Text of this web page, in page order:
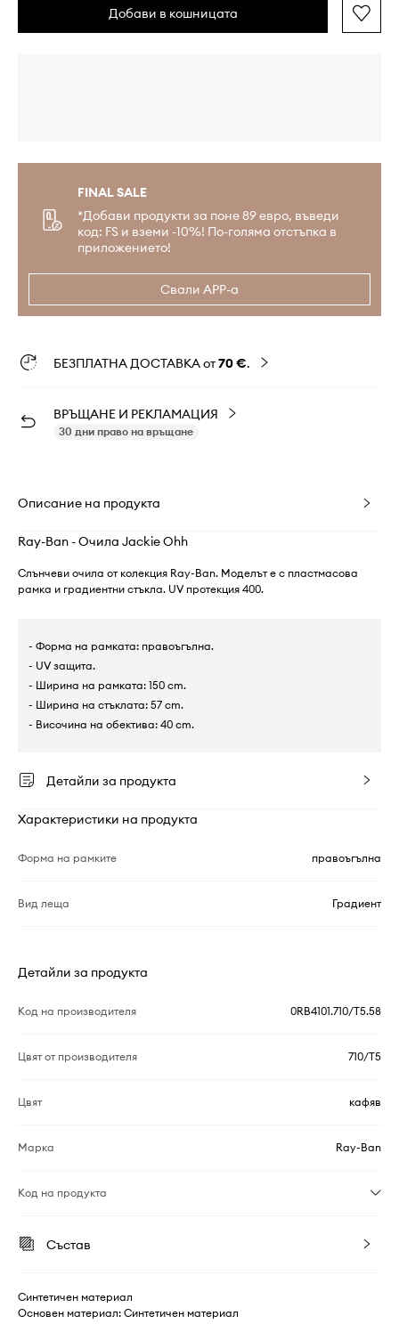
Добави в кошницата
FINAL SALE
*Добави продукти за поне 89 евро, въведи
код: FS и вземи -10%! По-голяма отстъпка в
приложението!
Свали APP-а
БЕЗПЛАТНА ДОСТАВКА от70 €.
ВРЪЩАНЕ И РЕКЛАМАЦИЯ
30 дни право на връщане
Описание на продукта
Ray-Ban - Очила Jackie Ohh
Слънчеви очила от колекция Ray-Ban. Моделът е с пластмасова
рамка и градиентни стъкла. UV протекция 400.
- Форма на рамката: правоъгълна.
- UV защита.
- Ширина на рамката: 150 cm.
- Ширина на стъклата: 57 cm.
- Височина на обектива: 40 cm.
Детайли за продукта
Характеристики на продукта
Форма на рамките правоъгълна
Вид леща Градиент
Детайли за продукта
Код на производителя 0RB4101.710/T5.58
Цвят от производителя 710/T5
Цвят кафяв
Марка Ray-Ban
Код на продукта
Състав
Синтетичен материал
Основен материал: Синтетичен материал